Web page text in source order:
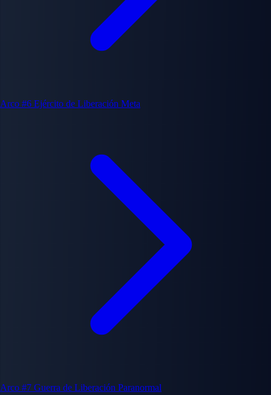
Arco #6 Ejército de Liberación Meta
Arco #7 Guerra de Liberación Paranormal